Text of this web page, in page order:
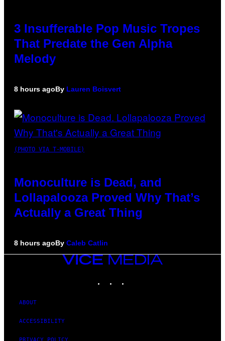
3 Insufferable Pop Music Tropes
That Predate the Gen Alpha
Melody
8 hours agoBy Lauren Boisvert
(PHOTO VIA T-MOBILE)
Monoculture is Dead, and
Lollapalooza Proved Why That’s
Actually a Great Thing
8 hours agoBy Caleb Catlin
VICE
ABOUT
ACCESSIBILITY